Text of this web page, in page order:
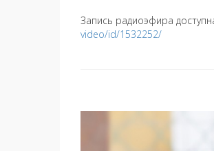
Запись радиоэфира
video/id/1532252/